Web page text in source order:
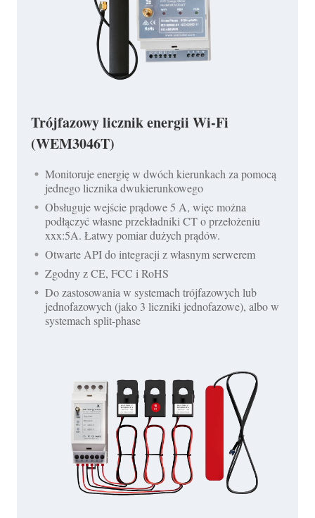
Trójfazowy licznik energii Wi-Fi
(WEM3046T)
Monitoruje energię w dwóch kierunkach za pomocą
jednego licznika dwukierunkowego
Obsługuje wejście prądowe 5 A, więc można
podłączyć własne przekładniki CT o przełożeniu
xxx:5A. Łatwy pomiar dużych prądów.
Otwarte API do integracji z własnym serwerem
Zgodny z CE, FCC i RoHS
Do zastosowania w systemach trójfazowych lub
jednofazowych (jako 3 liczniki jednofazowe), albo w
systemach split-phase